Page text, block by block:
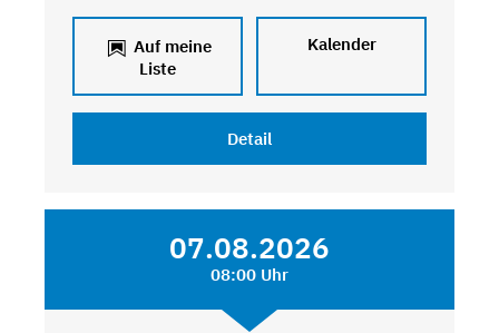
Auf meine
Liste
Kalender
Detail
07.08.2026
08:00 Uhr